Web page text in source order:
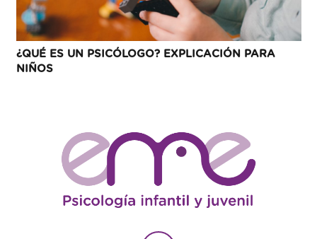
¿QUÉ ES UN PSICÓLOGO? EXPLICACIÓN PARA
NIÑOS